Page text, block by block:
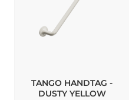
TANGO HANDTAG -
DUSTY YELLOW